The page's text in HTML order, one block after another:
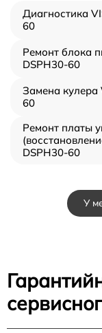
Диагностика
60
Ремонт блока
DSPH30-60
Замена кулера
60
Ремонт платы
DSPH30-60
У